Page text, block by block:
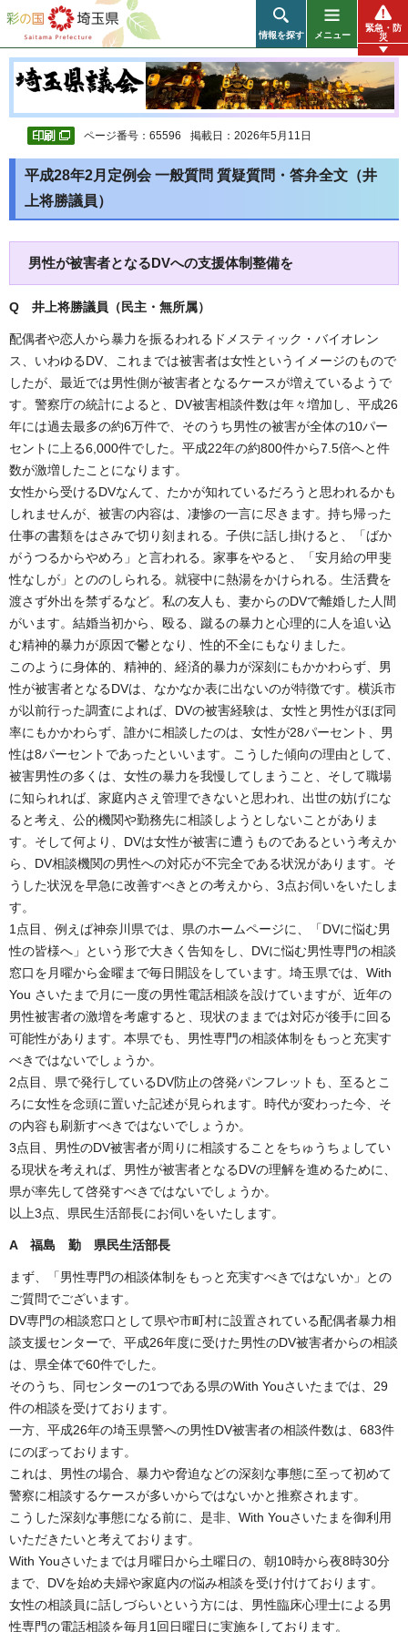
彩の国 埼玉県
情報を探す メニュー
緊急・防
災
ページ番号：65596 掲載日：2026年5月11日
平成28年2月定例会 一般質問 質疑質問・答弁全文（井
上将勝議員）
男性が被害者となるDVへの支援体制整備を
Q 井上将勝議員（民主・無所属）
配偶者や恋人から暴力を振るわれるドメスティック・バイオレン
ス、いわゆるDV、これまでは被害者は女性というイメージのもので
したが、最近では男性側が被害者となるケースが増えているようで
す。警察庁の統計によると、DV被害相談件数は年々増加し、平成26
年には過去最多の約6万件で、そのうち男性の被害が全体の10パー
セントに上る6,000件でした。平成22年の約800件から7.5倍へと件
数が激増したことになります。
女性から受けるDVなんて、たかが知れているだろうと思われるかも
しれませんが、被害の内容は、凄惨の一言に尽きます。持ち帰った
仕事の書類をはさみで切り刻まれる。子供に話し掛けると、「ばか
がうつるからやめろ」と言われる。家事をやると、「安月給の甲斐
性なしが」とののしられる。就寝中に熱湯をかけられる。生活費を
渡さず外出を禁ずるなど。私の友人も、妻からのDVで離婚した人間
がいます。結婚当初から、殴る、蹴るの暴力と心理的に人を追い込
む精神的暴力が原因で鬱となり、性的不全にもなりました。
このように身体的、精神的、経済的暴力が深刻にもかかわらず、男
性が被害者となるDVは、なかなか表に出ないのが特徴です。横浜市
が以前行った調査によれば、DVの被害経験は、女性と男性がほぼ同
率にもかかわらず、誰かに相談したのは、女性が28パーセント、男
性は8パーセントであったといいます。こうした傾向の理由として、
被害男性の多くは、女性の暴力を我慢してしまうこと、そして職場
に知られれば、家庭内さえ管理できないと思われ、出世の妨げにな
ると考え、公的機関や勤務先に相談しようとしないことがありま
す。そして何より、DVは女性が被害に遭うものであるという考えか
ら、DV相談機関の男性への対応が不完全である状況があります。そ
うした状況を早急に改善すべきとの考えから、3点お伺いをいたしま
す。
1点目、例えば神奈川県では、県のホームページに、「DVに悩む男
性の皆様へ」という形で大きく告知をし、DVに悩む男性専門の相談
窓口を月曜から金曜まで毎日開設をしています。埼玉県では、With
You さいたまで月に一度の男性電話相談を設けていますが、近年の
男性被害者の激増を考慮すると、現状のままでは対応が後手に回る
可能性があります。本県でも、男性専門の相談体制をもっと充実す
べきではないでしょうか。
2点目、県で発行しているDV防止の啓発パンフレットも、至るとこ
ろに女性を念頭に置いた記述が見られます。時代が変わった今、そ
の内容も刷新すべきではないでしょうか。
3点目、男性のDV被害者が周りに相談することをちゅうちょしてい
る現状を考えれば、男性が被害者となるDVの理解を進めるために、
県が率先して啓発すべきではないでしょうか。
以上3点、県民生活部長にお伺いをいたします。
A 福島 勤 県民生活部長
まず、「男性専門の相談体制をもっと充実すべきではないか」との
ご質問でございます。
DV専門の相談窓口として県や市町村に設置されている配偶者暴力相
談支援センターで、平成26年度に受けた男性のDV被害者からの相談
は、県全体で60件でした。
そのうち、同センターの1つである県のWith Youさいたまでは、29
件の相談を受けております。
一方、平成26年の埼玉県警への男性DV被害者の相談件数は、683件
にのぼっております。
これは、男性の場合、暴力や脅迫などの深刻な事態に至って初めて
警察に相談するケースが多いからではないかと推察されます。
こうした深刻な事態になる前に、是非、With Youさいたまを御利用
いただきたいと考えております。
With Youさいたまでは月曜日から土曜日の、朝10時から夜8時30分
まで、DVを始め夫婦や家庭内の悩み相談を受け付けております。
女性の相談員に話しづらいという方には、男性臨床心理士による男
性専門の電話相談を毎月1回日曜日に実施をしております。